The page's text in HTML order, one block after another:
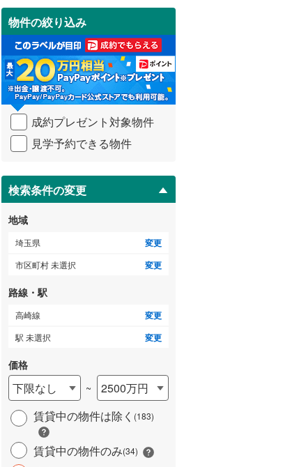
受
け
取
る
・
条
件
を
イ
ペ
ジ
に
保
存
す
る
物件の絞り込み
成約プレゼント対象物件
見学予約できる物件
検索条件の変更
地域
埼玉県 変更
市区町村 未選択 変更
路線・駅
高崎線 変更
駅 未選択 変更
価格
下限なし ~
2500万円
賃貸中の物件は除く (183)
賃貸中の物件のみ(34)
入間郡毛呂山町(0)
比企郡嵐山町(0)
比企郡吉見町(0)
秩父郡横瀬町(
)
秩父郡小鹿野町 (0
児玉郡神川町(0)
小学校まで1km以内（85）
ゲストルーム（0）
（92）